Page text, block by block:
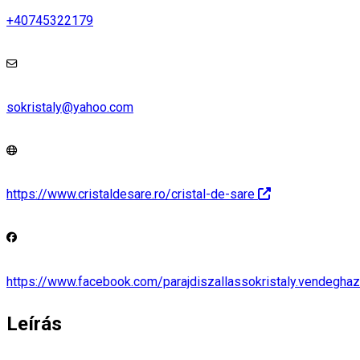
+40745322179
sokristaly@yahoo.com
https://www.cristaldesare.ro/cristal-de-sare
https://www.facebook.com/
Leírás